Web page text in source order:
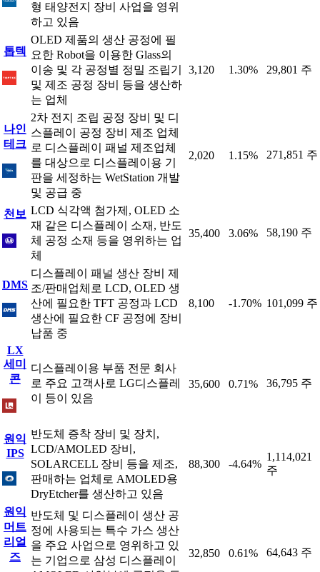
형 태양전지 장비 사업을 영위
하고 있음
톱텍
OLED 제품의 생산 공정에 필
요한 Robot을 이용한 Glass의
이송 및 각 공정별 정밀 조립기
및 제조 공정 장비 등을 생산하
는 업체
3,120 1.30% 29,801 주
나인
테크
2차 전지 조립 공정 장비 및 디
스플레이 공정 장비 제조 업체
로 디스플레이 패널 제조업체
를 대상으로 디스플레이용 기
판을 세정하는 WetStation 개발
및 공급 중
2,020 1.15% 271,851 주
천보 LCD 식각액 첨가제, OLED 소
재 같은 디스플레이 소재, 반도
체 공정 소재 등을 영위하는 업
체
35,400 3.06% 58,190 주
DMS
디스플레이 패널 생산 장비 제
조/판매업체로 LCD, OLED 생
산에 필요한 TFT 공정과 LCD
생산에 필요한 CF 공정에 장비
납품 중
8,100 -1.70% 101,099 주
LX
세미
콘
디스플레이용 부품 전문 회사
로 주요 고객사로 LG디스플레
이 등이 있음
35,600 0.71% 36,795 주
원익
IPS
반도체 증착 장비 및 장치,
LCD/AMOLED 장비,
SOLARCELL 장비 등을 제조,
판매하는 업체로 AMOLED용
DryEtcher를 생산하고 있음
88,300 -4.64%
1,114,021
주
원익
머트
리얼
즈
반도체 및 디스플레이 생산 공
정에 사용되는 특수 가스 생산
을 주요 사업으로 영위하고 있
는 기업으로 삼성 디스플레이
32,850 0.61% 64,643 주